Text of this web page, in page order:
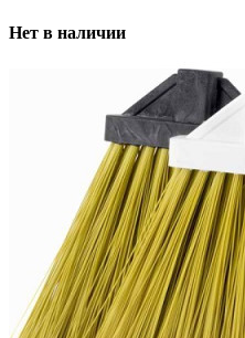
Нет в наличии